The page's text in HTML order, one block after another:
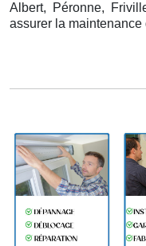
Albert, Péronne,
assurer la